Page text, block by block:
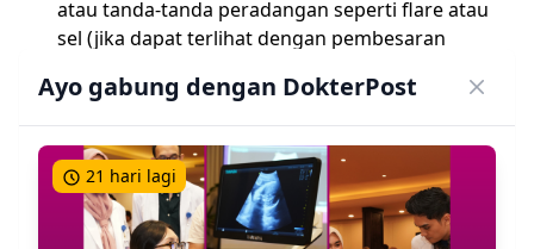
atau tanda-tanda peradangan seperti flare atau
sel (jika dapat terlihat dengan pembesaran
reguler). Pupil yang ireguler, misalnya berbentuk
seperti air mata ( tear-drop pupil ) atau peaked
dapat mengindikasikan adanya prolaps iris
akibat perforasi kornea. Periksa juga ukuran
Ayo gabung dengan DokterPost
21 hari lagi